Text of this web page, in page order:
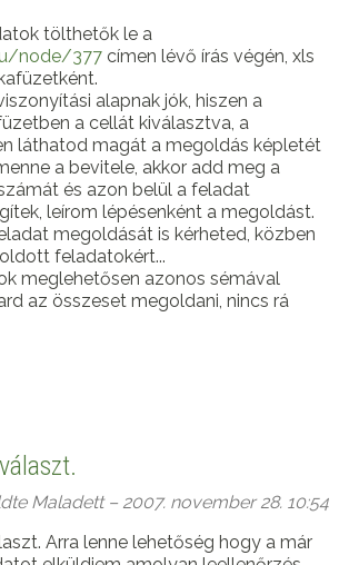
tölthetők le a
node/377 címen lévő írás végén, xls
alapnak jók, hiszen a
a cellát kiválasztva, a
láthatod magát a megoldás képletét
a bevitele, akkor add meg a
és azon belül a feladat
leírom lépésenként a megoldást.
megoldását is kérheted, közben
feladatokért...
meglehetősen azonos sémával
az összeset megoldani, nincs rá
Maladett– 2007. november 28. 10:54
Arra lenne lehetőség hogy a már